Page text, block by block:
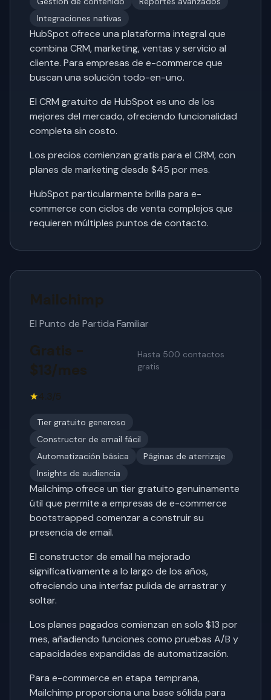
Integraciones nativas
HubSpot ofrece una plataforma integral que
combina CRM, marketing, ventas y servicio al
cliente. Para empresas de e-commerce que
buscan una solución todo-en-uno.
El CRM gratuito de HubSpot es uno de los
mejores del mercado, ofreciendo funcionalidad
completa sin costo.
Los precios comienzan gratis para el CRM, con
planes de marketing desde $45 por mes.
HubSpot particularmente brilla para e-
commerce con ciclos de venta complejos que
requieren múltiples puntos de contacto.
Mailchimp
El Punto de Partida Familiar
Gratis -
$13/mes
Hasta 500 contactos
gratis
★4.3/5
Tier gratuito generoso
Constructor de email fácil
Automatización básica
Páginas de aterrizaje
Insights de audiencia
Mailchimp ofrece un tier gratuito genuinamente
útil que permite a empresas de e-commerce
bootstrapped comenzar a construir su
presencia de email.
El constructor de email ha mejorado
significativamente a lo largo de los años,
ofreciendo una interfaz pulida de arrastrar y
soltar.
Los planes pagados comienzan en solo $13 por
mes, añadiendo funciones como pruebas A/B y
capacidades expandidas de automatización.
Para e-commerce en etapa temprana,
Mailchimp proporciona una base sólida para